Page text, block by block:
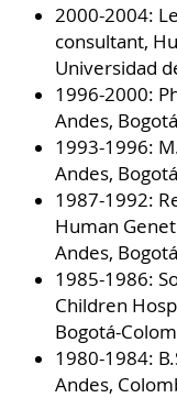
2000-2004:
consultant,
Universidad
1996-2000:
Andes,
1993-1996:
Andes,
1987-1992:
Human
Andes,
1985-1986:
Children
Bogotá-
1980-1984:
Andes,